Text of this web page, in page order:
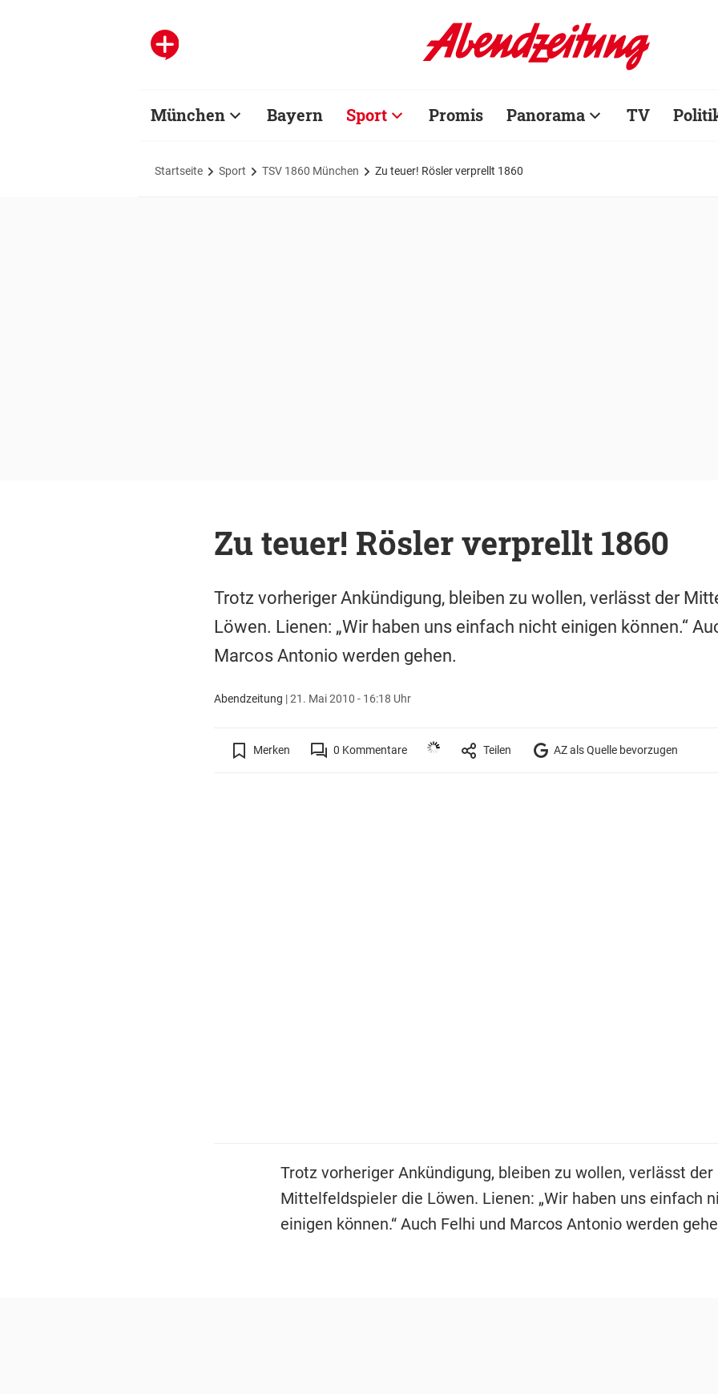
München Bayern Sport Promis Panorama TV
Startseite Sport TSV 1860 München Zu teuer! Rösler verprellt 1860
Zu teuer! Rösler verprellt 1860
Trotz vorheriger Ankündigung, bleiben zu wollen, verlässt der
Löwen. Lienen: „Wir haben uns einfach nicht einigen können.“
Marcos Antonio werden gehen.
Abendzeitung |21. Mai 2010 - 16:18 Uhr
Merken 0 Kommentare Teilen AZ als Quelle bevorzugen
Trotz vorheriger Ankündigung, bleiben zu wollen, verlässt der
Mittelfeldspieler die Löwen. Lienen: „Wir haben uns einfach
einigen können.“ Auch Felhi und Marcos Antonio werden